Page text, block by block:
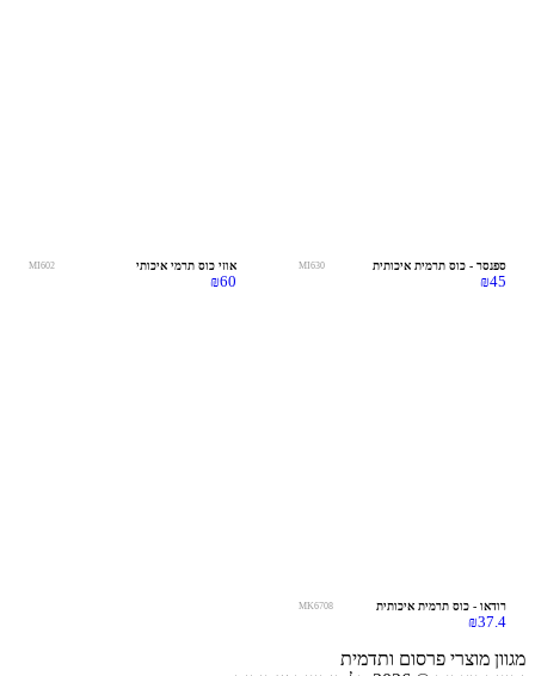
ספנסר - כוס תרמית איכותית MI630
₪45
אוזי כוס תרמי איכותי MI602
₪60
רודאו - כוס תרמית איכותית MK6708
₪37.4
מגוון מוצרי פרסום ותדמית